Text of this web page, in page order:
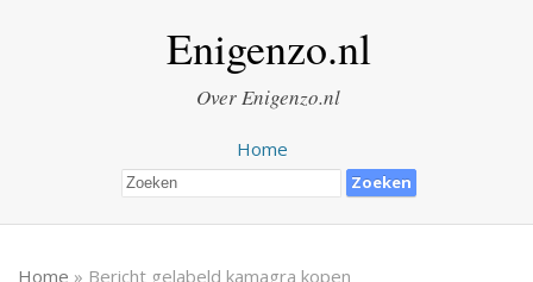
Enigenzo.nl
Over Enigenzo.nl
Home
Home » Bericht gelabeld kamagra kopen